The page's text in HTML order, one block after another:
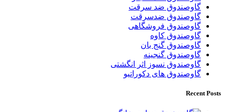
گاوصندوق ضد سرقت
گاوصندوق ضدسرقت
گاوصندوق فروشگاهی
گاوصندوق کاوه
گاوصندوق گنج بان
گاوصندوق گنجینه
گاوصندوق نسوز اثر انگشتی
گاوصندوق های دکوراتیو
Recent Posts